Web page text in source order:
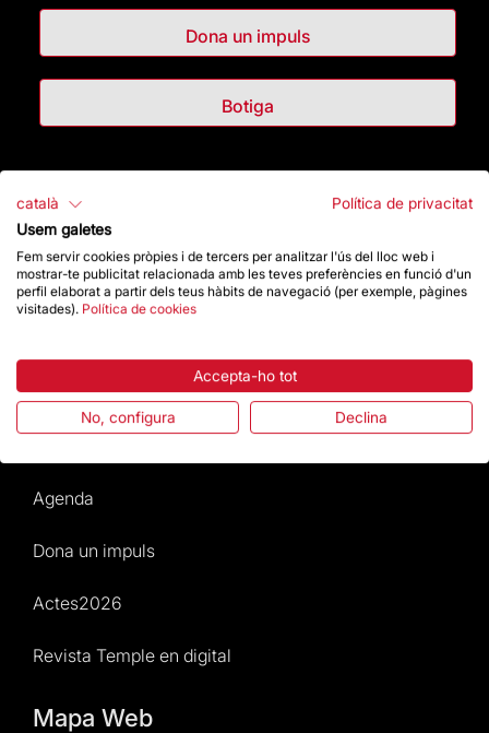
Dona un impuls
Botiga
La Fundació
Preguntes freqüents
Normativa i condicions de compra
Agenda
Dona un impuls
Actes2026
Revista Temple en digital
Mapa Web
català
Política de privacitat
Usem galetes
Fem servir cookies pròpies i de tercers per analitzar l'ús del lloc web i
mostrar-te publicitat relacionada amb les teves preferències en funció d'un
perfil elaborat a partir dels teus hàbits de navegació (per exemple, pàgines
visitades). Política de cookies
Accepta-ho tot
No, configura Declina